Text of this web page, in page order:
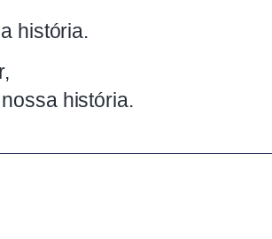
história.
história.